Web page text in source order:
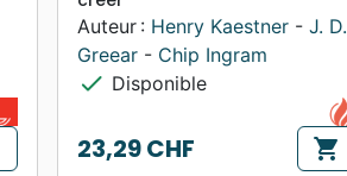
Auteur : Henry Kaestner- J. D.
Greear- Chip Ingram
check Disponible
Prix
23,29 CHF shopping_cart